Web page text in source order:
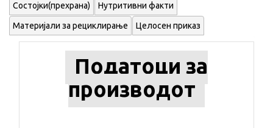
Состојки(прехрана) Нутритивни факти
Материјали за рециклирање Целосен приказ
Податоци за
производот